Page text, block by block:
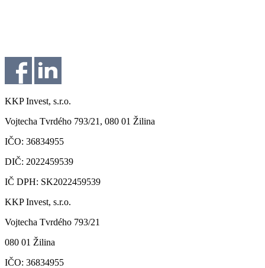
KKP Invest, s.r.o.
Vojtecha Tvrdého 793/21, 080 01 Žilina
IČO: 36834955
DIČ: 2022459539
IČ DPH: SK2022459539
KKP Invest, s.r.o.
Vojtecha Tvrdého 793/21
080 01 Žilina
IČO: 36834955